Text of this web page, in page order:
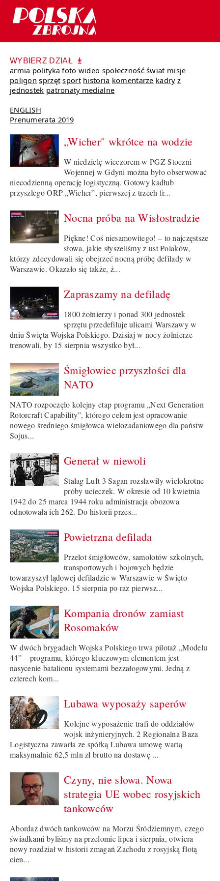
WYBIERZ DZIAŁ
armia polityka foto wideo społeczność świat misje
poligon sprzęt sport historia komentarze kadry z
jednostek patronaty medialne
ENGLISH
Prenumerata 2019
„Wicher" wkrótce na wodzie
W niedzielę wieczorem w PGZ Stoczni
Wojennej w Gdyni można było obserwować
niecodzienną operację logistyczną. Gotowy kadłub
przyszłego ORP „Wicher”, pierwszej z trzech fr...
Nocna próba na Wisłostradzie
Piękne! Coś niesamowitego! – to najczęstsze
słowa, jakie słyszeliśmy z ust Polaków,
którzy zdecydowali się obejrzeć nocną próbę defilady w
Warszawie. Okazało się także, ż...
Zapraszamy na defiladę
1800 żołnierzy i ponad 300 jednostek
sprzętu przedefiluje ulicami Warszawy w
dniu Święta Wojska Polskiego. Dzisiaj w nocy żołnierze
trenowali, by 15 sierpnia wszystko był...
Śmigłowiec przyszłości dla
NATO
NATO rozpoczęło kolejny etap programu „Next Generation
Rotorcraft Capability”, którego celem jest opracowanie
nowego średniego śmigłowca wielozadaniowego dla państw
Sojus...
Generał w niewoli
Stalag Luft 3 Sagan rozsławiły wielokrotne
próby ucieczek. W okresie od 10 kwietnia
1942 do 25 marca 1944 roku administracja obozowa
odnotowała ich 262. Do historii przes...
Powietrzna defilada
Przelot śmigłowców, samolotów szkolnych,
transportowych i bojowych będzie
towarzyszył lądowej defiladzie w Warszawie w Święto
Wojska Polskiego. 15 sierpnia po raz pierwsz...
Kompania dronów zamiast
Rosomaków
W dwóch brygadach Wojska Polskiego trwa pilotaż „Modelu
44” – programu, którego kluczowym elementem jest
nasycenie batalionu systemami bezzałogowymi. Jedną z
czterech kom...
Lubawa wyposaży saperów
Kolejne wyposażenie trafi do oddziałów
wojsk inżynieryjnych. 2 Regionalna Baza
Logistyczna zawarła ze spółką Lubawa umowę wartą
maksymalnie 62,5 mln zł brutto na dostawę ...
Czyny, nie słowa. Nowa
strategia UE wobec rosyjskich
tankowców
Abordaż dwóch tankowców na Morzu Śródziemnym, czego
świadkami byliśmy na przełomie lipca i sierpnia, otwiera
nowy rozdział w historii zmagań Zachodu z rosyjską flotą
cien...